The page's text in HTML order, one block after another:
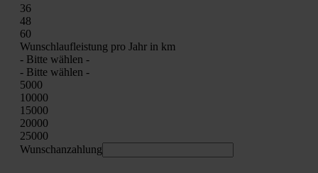
36
48
60
Wunsch­lauf­leis­tung pro Jahr in km
- Bit­te wäh­len -
- Bit­te wäh­len -
5000
10000
15000
20000
25000
Wunschan­zah­lung